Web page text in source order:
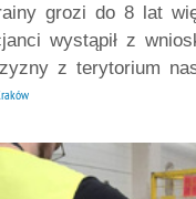
grozi do 8 lat
wystąpił z
z terytorium